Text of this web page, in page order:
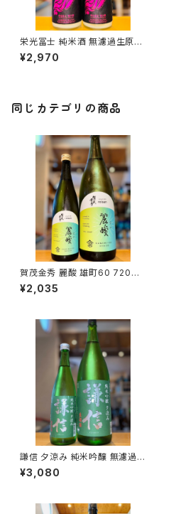
栄光冨士 純米酒 無濾過生原酒
暁乃翼 1800ml１本（冨士酒造・
山形県鶴岡市大山）
¥2,970
同じカテゴリの商品
賀茂金秀 麗酸 雄町60 720ml
１本（金光酒造・広島県東広島市
黒瀬町）
¥2,035
謙信 夕涼み 純米吟醸 無濾過生
1800ml１本（池田屋酒造・新潟
県糸魚川市新鉄）
¥3,080